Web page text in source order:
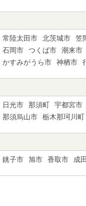
常陸太田市 北茨城市 笠
石岡市
つくば市 潮来市
かすみがうら市
神栖市
日光市 那須町 宇都宮市
那須烏山市
栃木那珂川町
銚子市 旭市 香取市 成